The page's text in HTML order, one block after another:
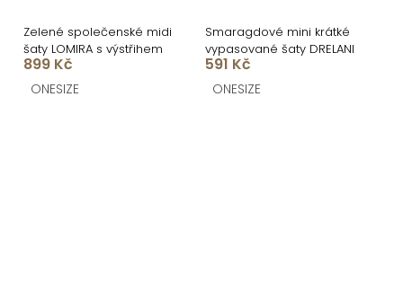
Zelené společenské midi
šaty LOMIRA s výstřihem
899 Kč
ONESIZE
Smaragdové mini krátké
vypasované šaty DRELANI
591 Kč
ONESIZE